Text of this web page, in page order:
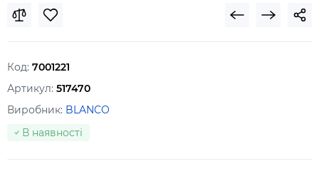
Код: 7001221
Артикул: 517470
Виробник: BLANCO
В наявності